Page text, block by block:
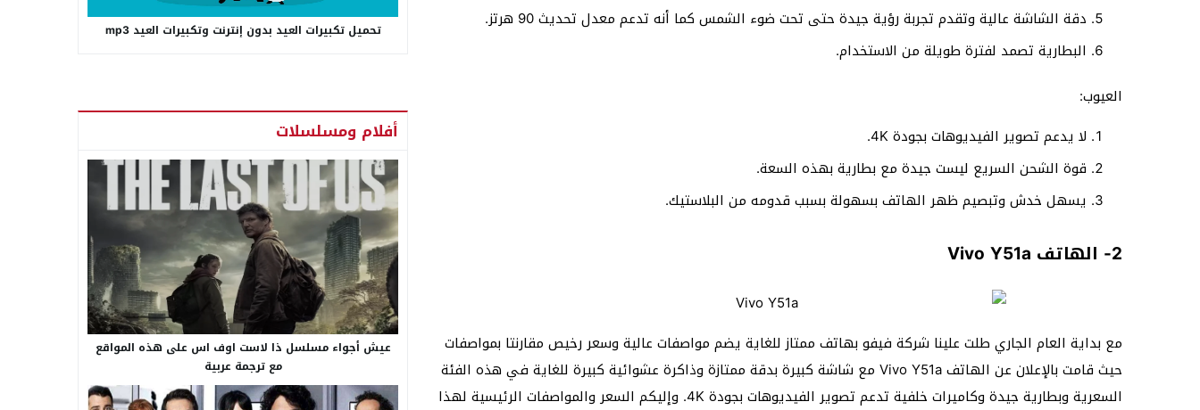
دقة الشاشة عالية وتقدم تجربة رؤية جيدة حتى تحت ضوء الشمس كما أنه تدعم معدل تحديث 90 هرتز.
البطارية تصمد لفترة طويلة من الاستخدام.
العيوب:
لا يدعم تصوير الفيديوهات بجودة 4K.
قوة الشحن السريع ليست جيدة مع بطارية بهذه السعة.
يسهل خدش وتبصيم ظهر الهاتف بسهولة بسبب قدومه من البلاستيك.
2- الهاتف Vivo Y51a
مع بداية العام الجاري طلت علينا شركة فيفو بهاتف ممتاز للغاية يضم مواصفات عالية وسعر رخيص مقارنتا بمواصفات
حيث قامت بالإعلان عن الهاتف Vivo Y51a مع شاشة كبيرة بدقة ممتازة وذاكرة عشوائية كبيرة للغاية في هذه الفئة
السعرية وبطارية جيدة وكاميرات خلفية تدعم تصوير الفيديوهات بجودة 4K. وإليكم السعر والمواصفات الرئيسية لهذا
تحميل تكبيرات العيد بدون إنترنت وتكبيرات العيد mp3
أفلام ومسلسلات
عيش أجواء مسلسل ذا لاست اوف اس على هذه المواقع
مع ترجمة عربية